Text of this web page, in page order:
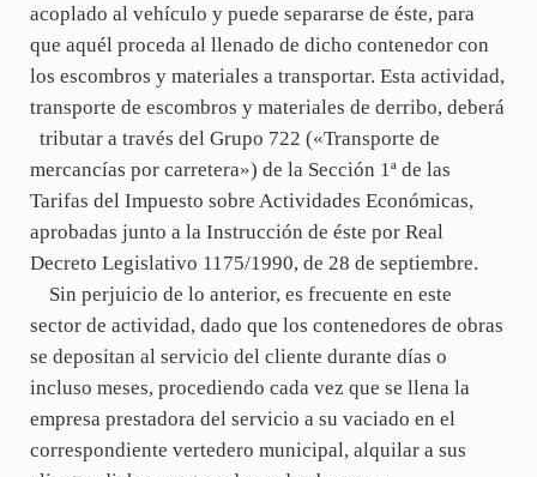
acoplado al vehículo y puede separarse de éste, para
que aquél proceda al llenado de dicho contenedor con
los escombros y materiales a transportar. Esta actividad,
transporte de escombros y materiales de derribo, deberá
tributar a través del Grupo 722 («Transporte de
mercancías por carretera») de la Sección 1ª de las
Tarifas del Impuesto sobre Actividades Económicas,
aprobadas junto a la Instrucción de éste por Real
Decreto Legislativo 1175/1990, de 28 de septiembre.
Sin perjuicio de lo anterior, es frecuente en este
sector de actividad, dado que los contenedores de obras
se depositan al servicio del cliente durante días o
incluso meses, procediendo cada vez que se llena la
empresa prestadora del servicio a su vaciado en el
correspondiente vertedero municipal, alquilar a sus